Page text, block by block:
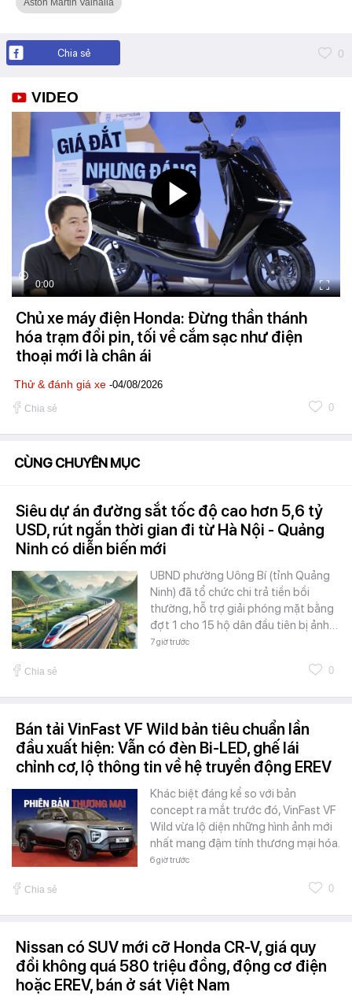
Aston Martin Valhalla
Chia sẻ 0
VIDEO
0:00
Chủ xe máy điện Honda: Đừng thần thánh
hóa trạm đổi pin, tối về cắm sạc như điện
thoại mới là chân ái
Thử & đánh giá xe -04/08/2026
Chia sẻ 0
CÙNG CHUYÊN MỤC
Siêu dự án đường sắt tốc độ cao hơn 5,6 tỷ
USD, rút ngắn thời gian đi từ Hà Nội - Quảng
Ninh có diễn biến mới
UBND phường Uông Bí (tỉnh Quảng
Ninh) đã tổ chức chi trả tiền bồi
thường, hỗ trợ giải phóng mặt bằng
đợt 1 cho 15 hộ dân đầu tiên bị ảnh…
7 giờ trước
Chia sẻ 0
Bán tải VinFast VF Wild bản tiêu chuẩn lần
đầu xuất hiện: Vẫn có đèn Bi-LED, ghế lái
chỉnh cơ, lộ thông tin về hệ truyền động EREV
Khác biệt đáng kể so với bản
concept ra mắt trước đó, VinFast VF
Wild vừa lộ diện những hình ảnh mới
nhất mang đậm tính thương mại hóa.
6 giờ trước
Chia sẻ 0
Nissan có SUV mới cỡ Honda CR-V, giá quy
đổi không quá 580 triệu đồng, động cơ điện
hoặc EREV, bán ở sát Việt Nam